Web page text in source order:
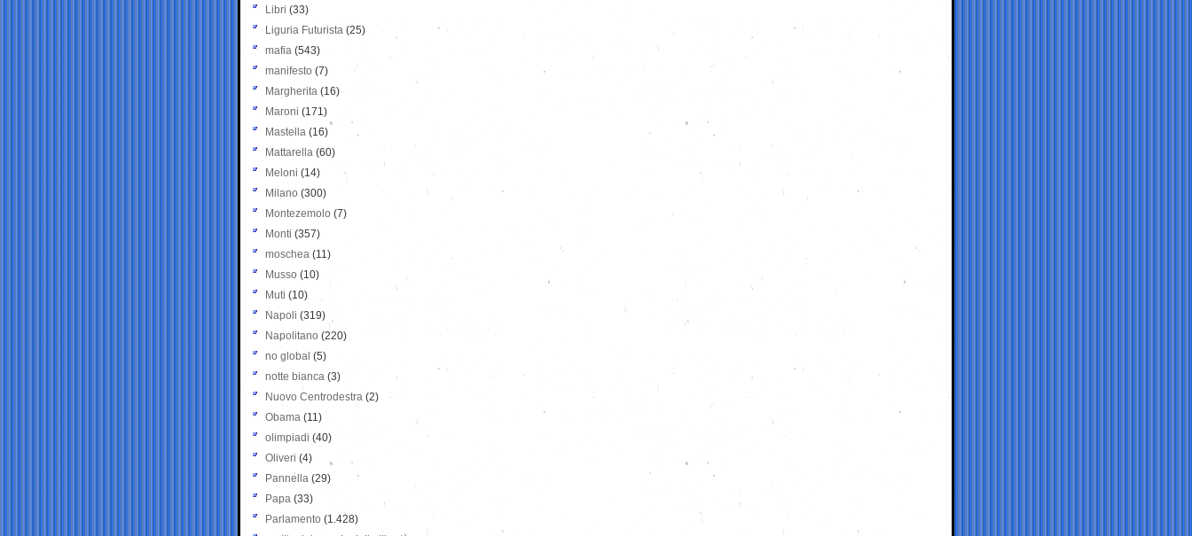
Libri (33)
Liguria Futurista (25)
mafia (543)
manifesto (7)
Margherita (16)
Maroni (171)
Mastella (16)
Mattarella (60)
Meloni (14)
Milano (300)
Montezemolo (7)
Monti (357)
moschea (11)
Musso (10)
Muti (10)
Napoli (319)
Napolitano (220)
no global (5)
notte bianca (3)
Nuovo Centrodestra (2)
Obama (11)
olimpiadi (40)
Oliveri (4)
Pannella (29)
Papa (33)
Parlamento (1.428)